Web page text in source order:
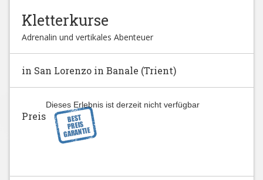
Kletterkurse
Adrenalin und vertikales Abenteuer
in San Lorenzo in Banale (Trient)
Dieses Erlebnis ist derzeit nicht verfügbar
Preis